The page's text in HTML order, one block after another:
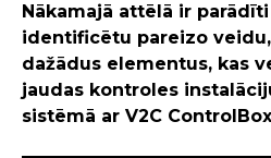
Nākamajā attēlā ir
identificētu pareizo
dažādus elementus, kas
jaudas kontroles
sistēmā ar V2C